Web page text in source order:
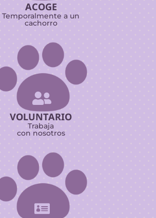
ACOGE
Temporalmente a un
cachorro

VOLUNTARIO
Trabaja
con nosotros
